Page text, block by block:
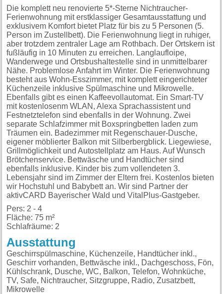
Die komplett neu renovierte 5*-Sterne Nichtraucher-
Ferienwohnung mit erstklassiger Gesamtausstattung und
exklusivem Komfort bietet Platz für bis zu 5 Personen (5.
Person im Zustellbett). Die Ferienwohnung liegt in ruhiger,
aber trotzdem zentraler Lage am Rothbach. Der Ortskern ist
fußläufig in 10 Minuten zu erreichen. Langlaufloipe,
Wanderwege und Ortsbushaltestelle sind in unmittelbarer
Nähe. Problemlose Anfahrt im Winter. Die Ferienwohnung
besteht aus Wohn-Esszimmer, mit komplett eingerichteter
Küchenzeile inklusive Spülmaschine und Mikrowelle.
Ebenfalls gibt es einen Kaffeevollautomat. Ein Smart-TV
mit kostenlosenm WLAN, Alexa Sprachassistent und
Festnetztelefon sind ebenfalls in der Wohnung. Zwei
separate Schlafzimmer mit Boxspringbetten laden zum
Träumen ein. Badezimmer mit Regenschauer-Dusche,
eigener möblierter Balkon mit Silberbergblick. Liegewiese,
Grillmöglichkeit und Autostellplatz am Haus. Auf Wunsch
Brötchenservice. Bettwäsche und Handtücher sind
ebenfalls inklusive. Kinder bis zum vollendeten 3.
Lebensjahr sind im Zimmer der Eltern frei. Kostenlos bieten
wir Hochstuhl und Babybett an. Wir sind Partner der
aktivCARD Bayerischer Wald und VitalPlus-Gastgeber.
Pers: 2 - 4
Fläche: 75 m²
Schlafräume: 2
Ausstattung
Geschirrspülmaschine, Küchenzeile, Handtücher inkl.,
Geschirr vorhanden, Bettwäsche inkl., Dachgeschoss, Fön,
Kühlschrank, Dusche, WC, Balkon, Telefon, Wohnküche,
TV, Safe, Nichtraucher, Sitzgruppe, Radio, Zusatzbett,
Mikrowelle